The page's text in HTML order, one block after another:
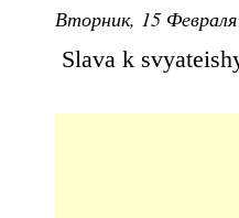
Вторник, 15
Slava k